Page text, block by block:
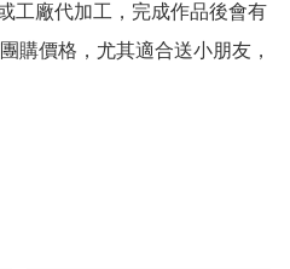
廠代加工，完成作品後會有
購價格，尤其適合送小朋友，